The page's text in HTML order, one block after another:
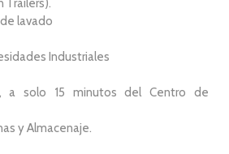
Trailers).
lavado
Industriales
a solo 15 minutos del Centro de
y Almacenaje.